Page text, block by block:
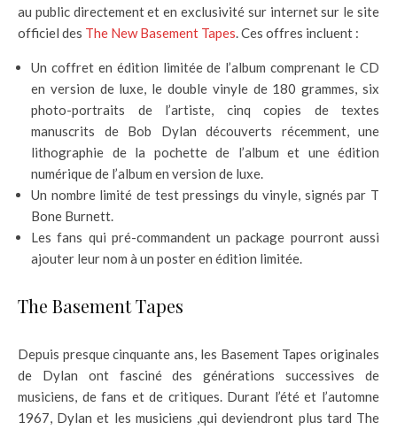
au public directement et en exclusivité sur internet sur le site
officiel des The New Basement Tapes. Ces offres incluent :
Un coffret en édition limitée de l’album comprenant le CD
en version de luxe, le double vinyle de 180 grammes, six
photo-portraits de l’artiste, cinq copies de textes
manuscrits de Bob Dylan découverts récemment, une
lithographie de la pochette de l’album et une édition
numérique de l’album en version de luxe.
Un nombre limité de test pressings du vinyle, signés par T
Bone Burnett.
Les fans qui pré-commandent un package pourront aussi
ajouter leur nom à un poster en édition limitée.
The Basement Tapes
Depuis presque cinquante ans, les Basement Tapes originales
de Dylan ont fasciné des générations successives de
musiciens, de fans et de critiques. Durant l’été et l’automne
1967, Dylan et les musiciens ,qui deviendront plus tard The